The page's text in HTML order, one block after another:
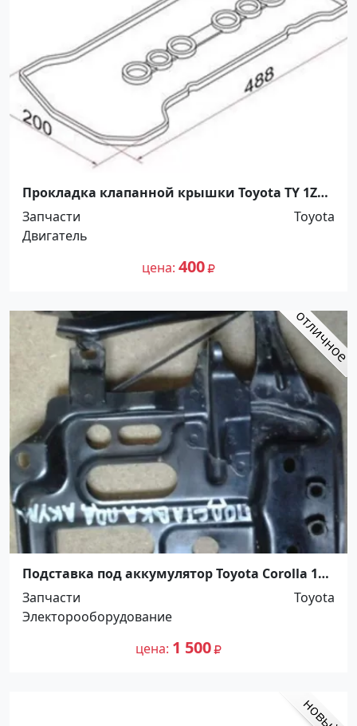
Прокладка клапанной крышки Toyota TY 1ZZ-
FE Краснодар
Запчасти
Toyota
Двигатель
цена 400
Подставка под аккумулятор Toyota Corolla 150
2008 г. Краснодар
Запчасти
Toyota
Электорооборудование
цена 1 500